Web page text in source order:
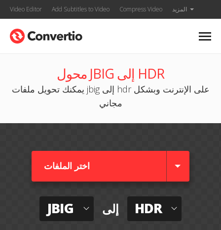
Video Editor Add Subtitles to Video Compress Video المزيد
محول JBIG إلى HDR
يمكنك تحويل ملفات jbig إلى hdr على الإنترنت وبشكل
مجاني
اختر الملفات
JBIG إلى HDR